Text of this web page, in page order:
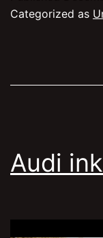
Categorized as
Audi